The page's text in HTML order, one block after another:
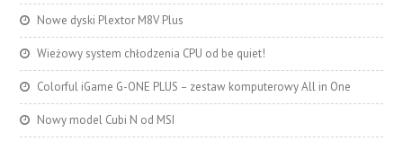
Nowe dyski Plextor M8V Plus
Wieżowy system chłodzenia CPU od be quiet!
Colorful iGame G-ONE PLUS – zestaw komputerowy All in One
Nowy model Cubi N od MSI